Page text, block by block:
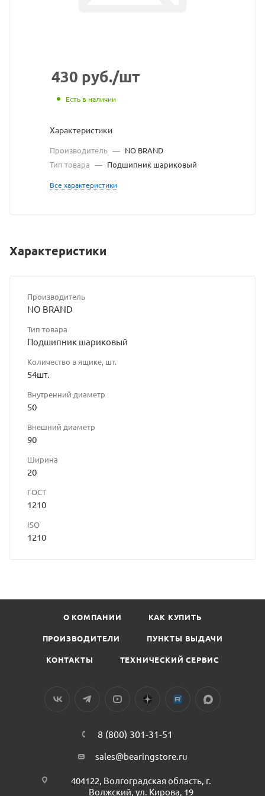
владельца
сайта
430 руб./шт
Есть в наличии
Характеристики
Производитель — NO BRAND
Тип товара — Подшипник шариковый
Все характеристики
Характеристики
Производитель
NO BRAND
Тип товара
Подшипник шариковый
Количество в ящике, шт.
54шт.
Внутренний диаметр
50
Внешний диаметр
90
Ширина
20
ГОСТ
1210
ISO
1210
О КОМПАНИИ КАК КУПИТЬ
ПРОИЗВОДИТЕЛИ ПУНКТЫ ВЫДАЧИ
КОНТАКТЫ ТЕХНИЧЕСКИЙ СЕРВИС
8 (800) 301-31-51
sales@bearingstore.ru
404122, Волгоградская область, г.
Волжский, ул. Кирова, 19